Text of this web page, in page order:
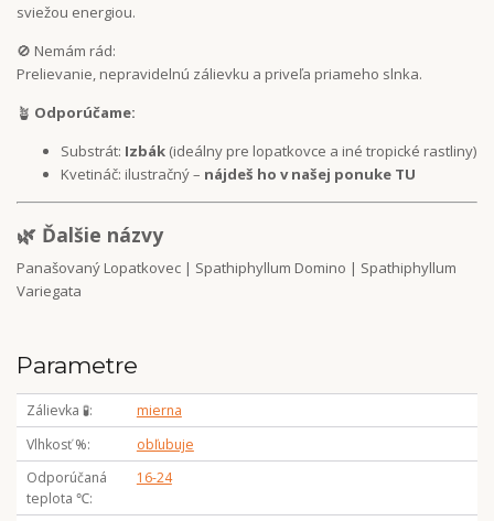
sviežou energiou.
🚫 Nemám rád:
Prelievanie, nepravidelnú zálievku a priveľa priameho slnka.
🪴 Odporúčame:
Substrát: Izbák (ideálny pre lopatkovce a iné tropické rastliny)
Kvetináč: ilustračný – nájdeš ho v našej ponuke TU
🌿 Ďalšie názvy
Panašovaný Lopatkovec | Spathiphyllum Domino | Spathiphyllum
Variegata
Parametre
Zálievka 🧪
mierna
Vlhkosť %
obľubuje
Odporúčaná
teplota ℃
16-24